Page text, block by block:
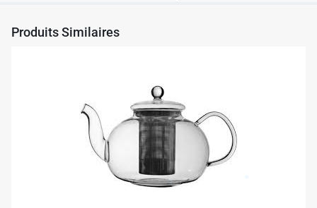
Produits Similaires
✱
✱